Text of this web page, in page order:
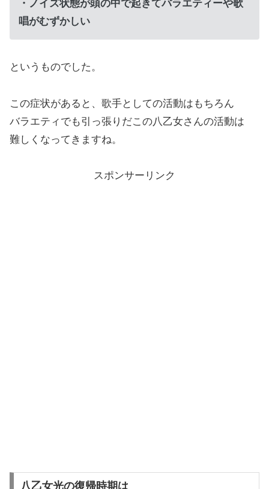
・ノイズ状態が頭の中で起きてバラエティーや歌
唱がむずかしい
というものでした。
この症状があると、歌手としての活動はもちろん
バラエティでも引っ張りだこの八乙女さんの活動は
難しくなってきますね。
スポンサーリンク
八乙女光の復帰時期は